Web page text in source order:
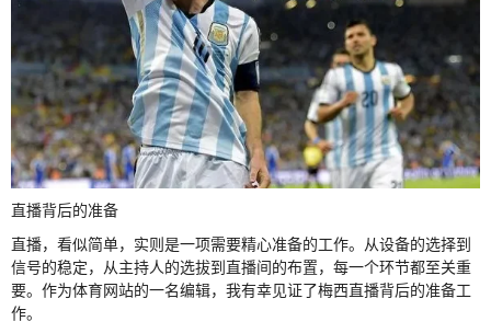
直播背后的准备
直播，看似简单，实则是一项需要精心准备的工作。从设备的选择到
信号的稳定，从主持人的选拔到直播间的布置，每一个环节都至关重
要。作为体育网站的一名编辑，我有幸见证了梅西直播背后的准备工
作。